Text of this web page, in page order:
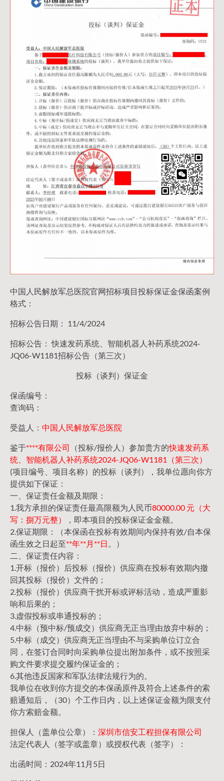
中国人民解放军总医院官网招标项目投标保证金保函案例
格式：
招标公告日期： 11/4/2024
招标公告： 快速发药系统、智能机器人补药系统2024-
JQ06-W1181招标公告（第三次）
投标（谈判）保证金
保函编号：
查询码：
受益人： 中国人民解放军总医院
鉴于****有限公司 （投标/报价人）参加贵方的快速发药系
统、智能机器人补药系统2024-JQ06-W1181（第三次）
(项目编号、项目名称）的投标（谈判），我单位愿向你方
提供如下保证：
一、保证责任金额及期限：
1.我方承担的保证责任最高限额为人民币80000.00 元（大
写：捌万元整）
，即本项目的投标保证金金额。
2.保证期限：（本保函在投标有效期间内保持有效/自本保
函生效之日起至**年**月**日 。）
二、保证责任内容：
1.开标（报价）后投标（报价）供应商在投标有效期内撤
回其投标（报价）文件的；
2.投标（报价）供应商干扰开标或评标活动，造成严重影
响和后果的；
3.虚假投标或串通投标的；
4.中标（预中标/预成交）供应商无正当理由放弃中标的；
5.中标（成交）供应商无正当理由不与采购单位订立合
同，在签订合同时向采购单位提出附加条件，或不按照采
购文件要求提交履约保证金的；
6.其他违反国家和军队法律法规行为的。
我单位在收到你方提交的本保函原件及符合上述条件的索
赔通知后，（30）个工作日内，以上述保证金额为限支付
你方索赔金额。
担保人（盖单位公章）： 深圳市信安工程担保有限公司
法定代表人（签字或盖章）或授权代表（签字）：
出函时间：2024年11月5日